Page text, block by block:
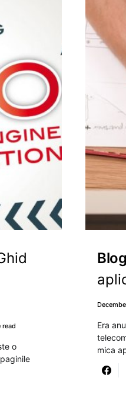
read
o
Blog
Era
mica